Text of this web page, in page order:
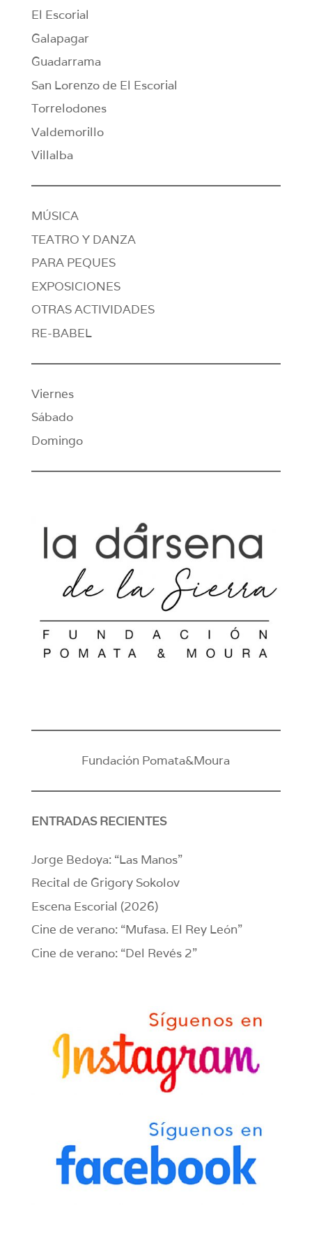
El Escorial
Galapagar
Guadarrama
San Lorenzo de El Escorial
Torrelodones
Valdemorillo
Villalba
MÚSICA
TEATRO Y DANZA
PARA PEQUES
EXPOSICIONES
OTRAS ACTIVIDADES
RE-BABEL
Viernes
Sábado
Domingo
Fundación Pomata&Moura
ENTRADAS RECIENTES
Jorge Bedoya: “Las Manos”
Recital de Grigory Sokolov
Escena Escorial (2026)
Cine de verano: “Mufasa. El Rey León”
Cine de verano: “Del Revés 2”